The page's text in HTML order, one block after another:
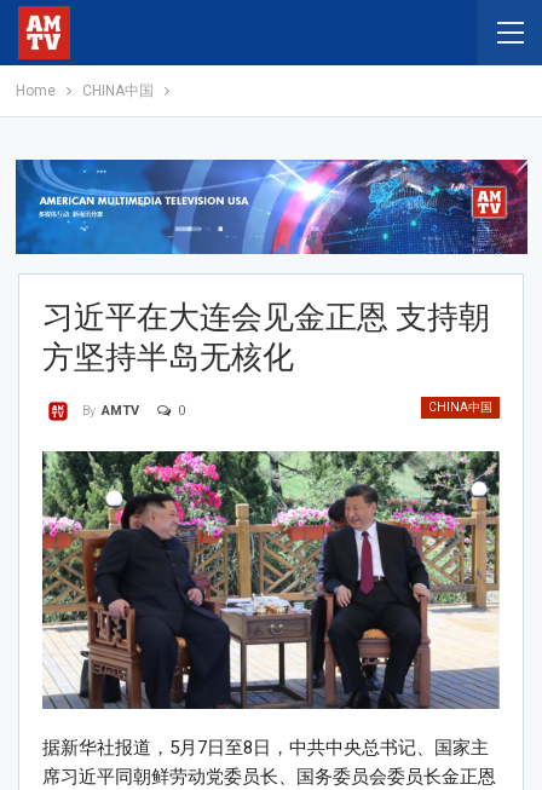
Home CHINA中国
习近平在大连会见金正恩 支持朝
方坚持半岛无核化
CHINA中国
By AMTV 0
据新华社报道，5月7日至8日，中共中央总书记、国家主
席习近平同朝鲜劳动党委员长、国务委员会委员长金正恩